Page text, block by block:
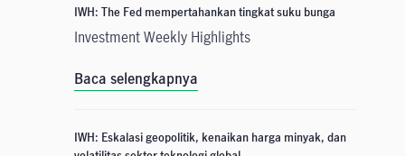
IWH: The Fed mempertahankan tingkat suku bunga
Investment Weekly Highlights
Baca selengkapnya
IWH: Eskalasi geopolitik, kenaikan harga minyak, dan